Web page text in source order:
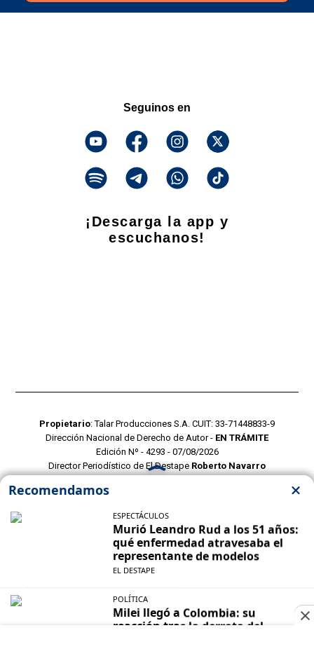
Seguinos en
¡Descarga la app y
escuchanos!
Propietario: Talar Producciones S.A. CUIT: 33-71448833-9
Dirección Nacional de Derecho de Autor - EN TRÁMITE
Edición Nº - 4293 - 07/08/2026
Director Periodístico de El Destape Roberto Navarro
POLITICAS DE PRIVACIDAD
CONTACTO COMERCIAL
CONTACTO EDITORIAL
Mustang Cloud- CMS para portales de noticias